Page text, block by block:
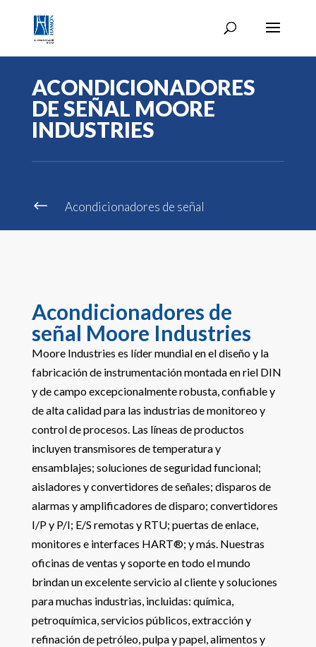
ACONDICIONADORES
DE SEÑAL MOORE
INDUSTRIES
# Acondicionadores de señal
Acondicionadores de
señal Moore Industries
Moore Industries es líder mundial en el diseño y la
fabricación de instrumentación montada en riel DIN
y de campo excepcionalmente robusta, confiable y
de alta calidad para las industrias de monitoreo y
control de procesos. Las líneas de productos
incluyen transmisores de temperatura y
ensamblajes; soluciones de seguridad funcional;
aisladores y convertidores de señales; disparos de
alarmas y amplificadores de disparo; convertidores
I/P y P/I; E/S remotas y RTU; puertas de enlace,
monitores e interfaces HART®; y más. Nuestras
oficinas de ventas y soporte en todo el mundo
brindan un excelente servicio al cliente y soluciones
para muchas industrias, incluidas: química,
petroquímica, servicios públicos, extracción y
refinación de petróleo, pulpa y papel, alimentos y